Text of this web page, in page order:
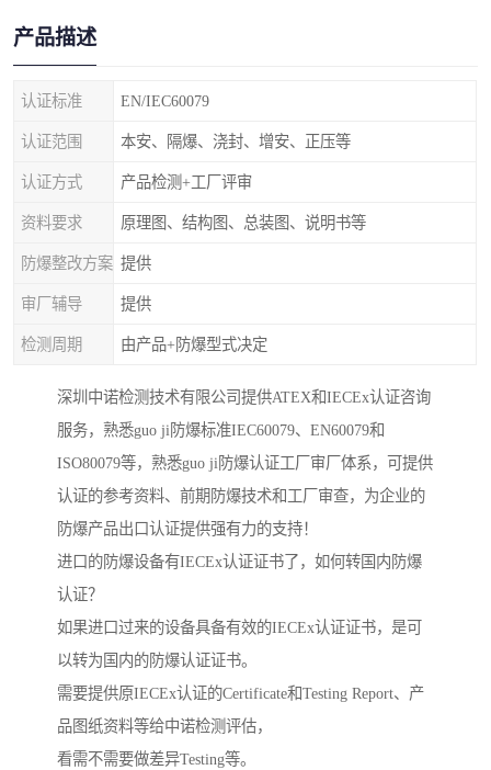
产品描述
认证标准 EN/IEC60079
认证范围 本安、隔爆、浇封、增安、正压等
认证方式 产品检测+工厂评审
资料要求 原理图、结构图、总装图、说明书等
防爆整改方案 提供
审厂辅导 提供
检测周期 由产品+防爆型式决定
深圳中诺检测技术有限公司提供ATEX和IECEx认证咨询
服务，熟悉guo ji防爆标准IEC60079、EN60079和
ISO80079等，熟悉guo ji防爆认证工厂审厂体系，可提供
认证的参考资料、前期防爆技术和工厂审查，为企业的
防爆产品出口认证提供强有力的支持！
进口的防爆设备有IECEx认证证书了，如何转国内防爆
认证？
如果进口过来的设备具备有效的IECEx认证证书，是可
以转为国内的防爆认证证书。
需要提供原IECEx认证的Certificate和Testing Report、产
品图纸资料等给中诺检测评估，
看需不需要做差异Testing等。